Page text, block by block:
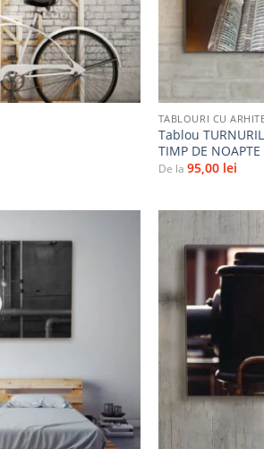
TABLOURI CU
Tablou
TIMP DE NOAPTE
De la 95,00 lei